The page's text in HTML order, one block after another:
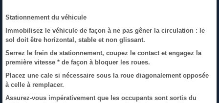
Stationnement du véhicule
Immobilisez le véhicule de façon à ne pas gêner la circulation : le
sol doit être horizontal, stable et non glissant.
Serrez le frein de stationnement, coupez le contact et engagez la
première vitesse * de façon à bloquer les roues.
Placez une cale si nécessaire sous la roue diagonalement opposée
à celle à remplacer.
Assurez-vous impérativement que les occupants sont sortis du